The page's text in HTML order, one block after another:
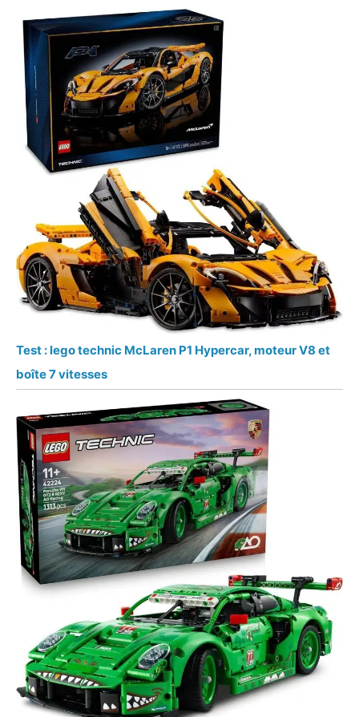
Test : lego technic McLaren P1 Hypercar, moteur V8 et
boîte 7 vitesses